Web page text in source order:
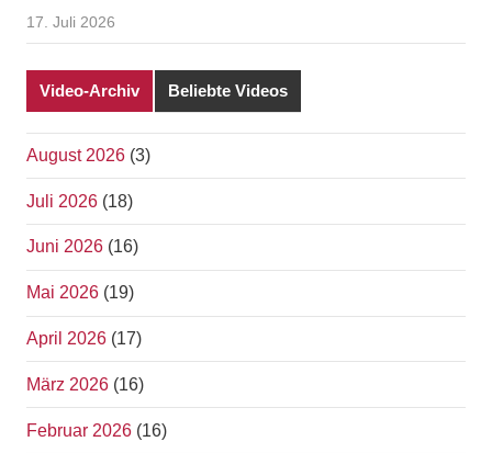
17. Juli 2026
Video-Archiv Beliebte Videos
August 2026 (3)
Juli 2026 (18)
Juni 2026 (16)
Mai 2026 (19)
April 2026 (17)
März 2026 (16)
Februar 2026 (16)